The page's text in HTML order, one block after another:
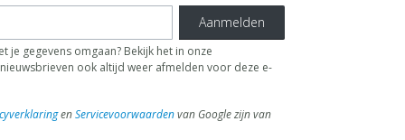
Aanmelden
je gegevens omgaan? Bekijk het in onze
ook altijd weer afmelden voor deze e-
enServicevoorwaardenvan Google zijn van